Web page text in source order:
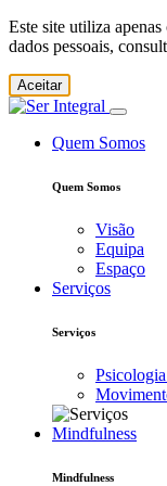
Este site utiliza
dados pessoais,
Aceitar
Quem Somos
Quem Somos
Visão
Equipa
Espaço
Serviços
Serviços
Mindfulness
Mindfulness